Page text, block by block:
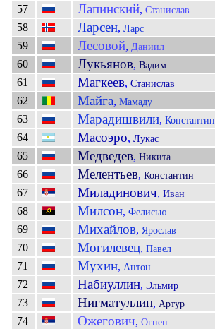
57
Лапинский, Станислав
58
Ларсен, Ларс
59
Лесовой, Даниил
60
Лукьянов, Вадим
61
Магкеев, Станислав
62
Майга, Мамаду
63
Марадишвили, Константин
64
Масоэро, Лукас
65
Медведев, Никита
66
Мелентьев, Константин
67
Миладинович, Иван
68
Милсон, Фелисью
69
Михайлов, Ярослав
70
Могилевец, Павел
71
Мухин, Антон
72
Набиуллин, Эльмир
73
Нигматуллин, Артур
74
Ожегович, Огнен